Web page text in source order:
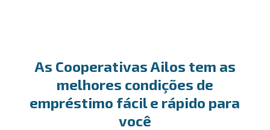
As Cooperativas Ailos tem as
melhores condições de
empréstimo fácil e rápido para
você